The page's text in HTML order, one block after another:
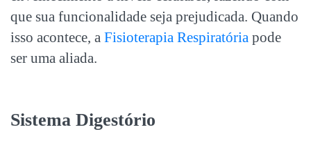
que sua funcionalidade seja prejudicada. Quando
isso acontece, a Fisioterapia Respiratória pode
ser uma aliada.
Sistema Digestório